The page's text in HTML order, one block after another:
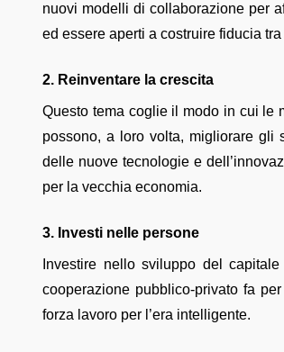
nuovi modelli di collaborazione per
ed essere aperti a costruire fiducia
2. Reinventare la crescita
Questo tema coglie il modo in cui le
possono, a loro volta, migliorare gli
delle nuove tecnologie e
per la vecchia economia.
3. Investi nelle persone
Investire nello sviluppo del
cooperazione pubblico-privato fa
forza lavoro per l’era intelligente.